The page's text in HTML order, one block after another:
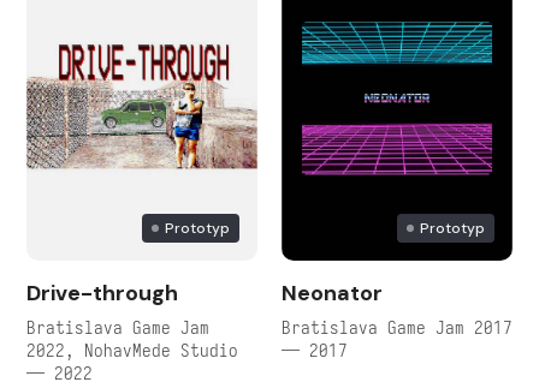
Prototyp
Drive-through
Bratislava Game Jam
2022, NohavMede Studio
— 2022
Prototyp
Neonator
Bratislava Game Jam 2017
— 2017